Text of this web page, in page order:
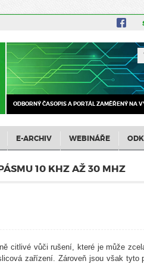
ODBORNÝ ČASOPIS A PORTÁL ZAMĚŘENÝ NA
E-ARCHIV WEBINÁŘE
10 KHZ AŽ 30 MHZ
citlivé vůči rušení, které je může
zařízení. Zároveň jsou však tyto